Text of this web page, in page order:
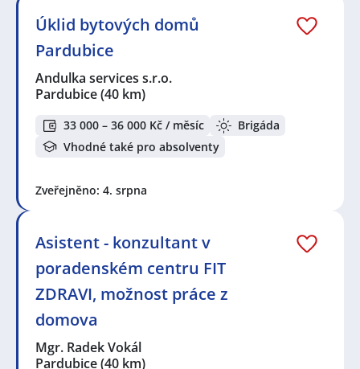
Úklid bytových domů
Pardubice
Andulka services s.r.o.
Pardubice(40 km)
33 000 – 36 000 Kč / měsíc
Brigáda
Vhodné také pro absolventy
Zveřejněno: 4. srpna
Asistent - konzultant v
poradenském centru FIT
ZDRAVI, možnost práce z
domova
Mgr. Radek Vokál
Pardubice(40 km)